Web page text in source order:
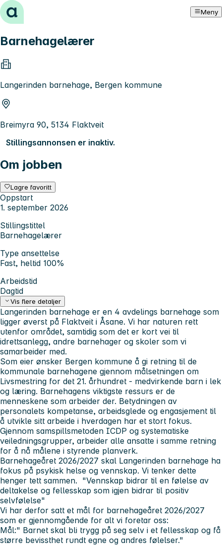
Hopp til innhold Meny
Barnehagelærer
Langerinden barnehage, Bergen kommune
Breimyra 90, 5134 Flaktveit
Stillingsannonsen er inaktiv.
Om jobben
Lagre favoritt
Oppstart
1. september 2026
Stillingstittel
Barnehagelærer
Type ansettelse
Fast, heltid 100%
Arbeidstid
Dagtid
Vis flere detaljer
Langerinden barnehage er en 4 avdelings barnehage som
ligger øverst på Flaktveit i Åsane. Vi har naturen rett
utenfor området, samtidig som det er kort vei til
idrettsanlegg, andre barnehager og skoler som vi
samarbeider med.
Som eier ønsker Bergen kommune å gi retning til de
kommunale barnehagene gjennom målsetningen om
Livsmestring for det 21. århundret - medvirkende barn i lek
og læring. Barnehagens viktigste ressurs er de
menneskene som arbeider der. Betydningen av
personalets kompetanse, arbeidsglede og engasjement til
å utvikle sitt arbeide i hverdagen har et stort fokus.
Gjennom samspillsmetoden ICDP og systematiske
veiledningsgrupper, arbeider alle ansatte i samme retning
for å nå målene i styrende planverk.
Barnehageåret 2026/2027 skal Langerinden barnehage ha
fokus på psykisk helse og vennskap. Vi tenker dette
henger tett sammen. "Vennskap bidrar til en følelse av
deltakelse og fellesskap som igjen bidrar til positiv
selvfølelse"
Vi har derfor satt et mål for barnehageåret 2026/2027
som er gjennomgående for alt vi foretar oss:
Mål:" Barnet skal bli trygg på seg selv i et fellesskap og få
større bevissthet rundt egne og andres følelser."